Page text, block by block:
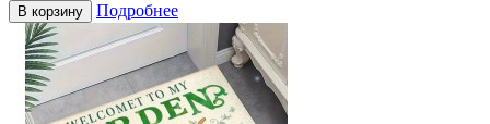
В корзину Подробнее